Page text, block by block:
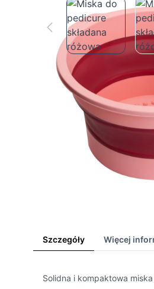
Szczegóły Więcej
Solidna i kompaktowa